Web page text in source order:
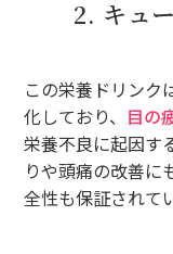
2. キュ
この栄養ドリンク
化しており、 目の
栄養不良に起因す
りや頭痛の改善に
全性も保証されて